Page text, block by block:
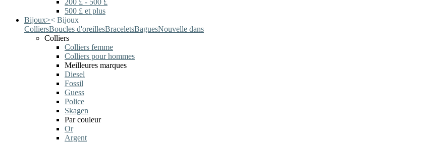
200 £ - 500 £
500 £ et plus
Bijoux>< Bijoux
ColliersBoucles d'oreillesBraceletsBaguesNouvelle dans
Colliers
Colliers femme
Colliers pour hommes
Meilleures marques
Diesel
Fossil
Guess
Police
Skagen
Par couleur
Or
Argent